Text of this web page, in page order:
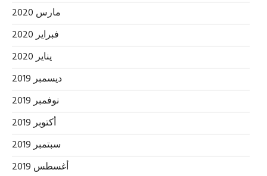
مارس 2020
فبراير 2020
يناير 2020
ديسمبر 2019
نوفمبر 2019
أكتوبر 2019
سبتمبر 2019
أغسطس 2019